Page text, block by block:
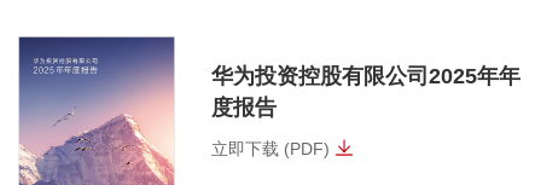
华为投资控股有限公司2025年年
度报告
立即下载 (PDF)